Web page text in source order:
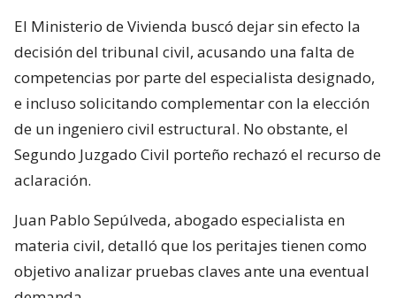
El Ministerio de Vivienda buscó dejar sin efecto la
decisión del tribunal civil, acusando una falta de
competencias por parte del especialista designado,
e incluso solicitando complementar con la elección
de un ingeniero civil estructural. No obstante, el
Segundo Juzgado Civil porteño rechazó el recurso de
aclaración.
Juan Pablo Sepúlveda, abogado especialista en
materia civil, detalló que los peritajes tienen como
objetivo analizar pruebas claves ante una eventual